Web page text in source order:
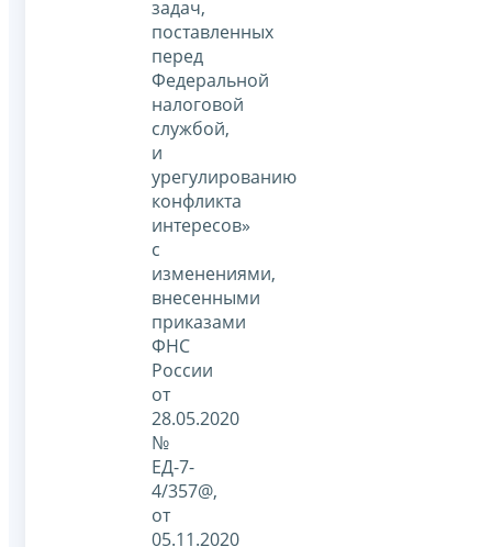
задач,
поставленных
перед
Федеральной
налоговой
службой,
и
урегулированию
конфликта
интересов»
с
изменениями,
внесенными
приказами
ФНС
России
от
28.05.2020
№
ЕД-7-
4/357@,
от
05.11.2020